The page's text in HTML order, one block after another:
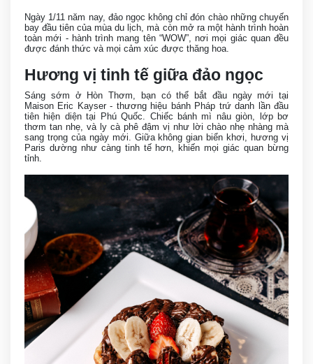
Ngày 1/11 năm nay, đảo ngọc không chỉ đón chào những chuyến
bay đầu tiên của mùa du lịch, mà còn mở ra một hành trình hoàn
toàn mới - hành trình mang tên “WOW”, nơi mọi giác quan đều
được đánh thức và mọi cảm xúc được thăng hoa.
Hương vị tinh tế giữa đảo ngọc
Sáng sớm ở Hòn Thơm, bạn có thể bắt đầu ngày mới tại
Maison Eric Kayser - thương hiệu bánh Pháp trứ danh lần đầu
tiên hiện diện tại Phú Quốc. Chiếc bánh mì nâu giòn, lớp bơ
thơm tan nhẹ, và ly cà phê đậm vị như lời chào nhẹ nhàng mà
sang trọng của ngày mới. Giữa không gian biển khơi, hương vị
Paris dường như càng tinh tế hơn, khiến mọi giác quan bừng
tỉnh.